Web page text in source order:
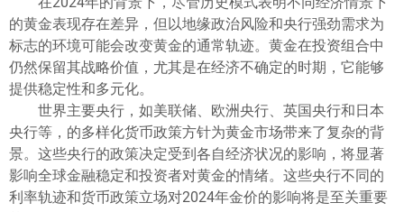
的黄金表现存在差异，但以地缘政治风险和央行强劲需求为
标志的环境可能会改变黄金的通常轨迹。黄金在投资组合中
仍然保留其战略价值，尤其是在经济不确定的时期，它能够
提供稳定性和多元化。
世界主要央行，如美联储、欧洲央行、英国央行和日本
央行等，的多样化货币政策方针为黄金市场带来了复杂的背
景。这些央行的政策决定受到各自经济状况的影响，将显著
影响全球金融稳定和投资者对黄金的情绪。这些央行不同的
利率轨迹和货币政策立场对2024年金价的影响将是至关重要